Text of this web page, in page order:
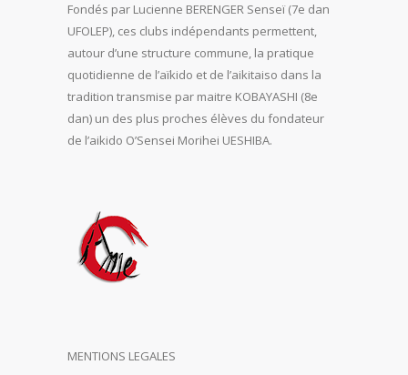
Fondés par Lucienne BERENGER Senseï (7e dan
UFOLEP), ces clubs indépendants permettent,
autour d’une structure commune, la pratique
quotidienne de l’aïkido et de l’aikitaiso dans la
tradition transmise par maitre KOBAYASHI (8e
dan) un des plus proches élèves du fondateur
de l’aikido O’Sensei Morihei UESHIBA.
MENTIONS LEGALES